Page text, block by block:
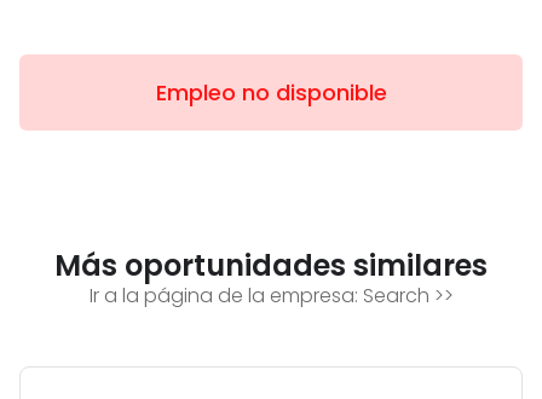
Empleo no disponible
Más oportunidades similares
Ir a la página de la empresa: Search >>